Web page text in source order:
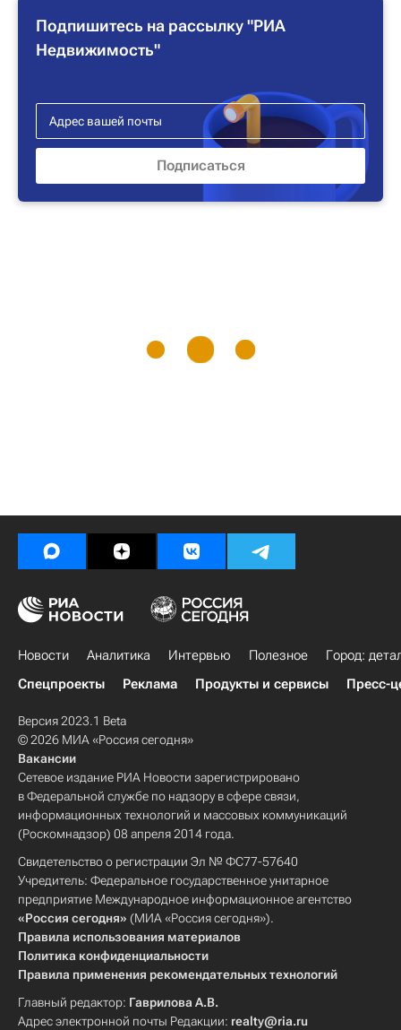
Подпишитесь на рассылку "РИА
Недвижимость"
Новости Аналитика Интервью Полезное
Город:
Спецпроекты
Реклама Продукты и сервисы Пресс-
Версия 2023.1 Beta
© 2026 МИА «Россия сегодня»
Вакансии
Сетевое издание РИА Новости зарегистрировано
в Федеральной службе по надзору в сфере связи,
информационных технологий и массовых коммуникаций
(Роскомнадзор) 08 апреля 2014 года.
Свидетельство о регистрации Эл № ФС77-57640
Учредитель: Федеральное государственное унитарное
предприятие Международное информационное агентство
«Россия сегодня» (МИА «Россия сегодня»).
Правила использования материалов
Политика конфиденциальности
Правила применения рекомендательных технологий
Главный редактор: Гаврилова А.В.
Адрес электронной почты Редакции: realty@ria.ru